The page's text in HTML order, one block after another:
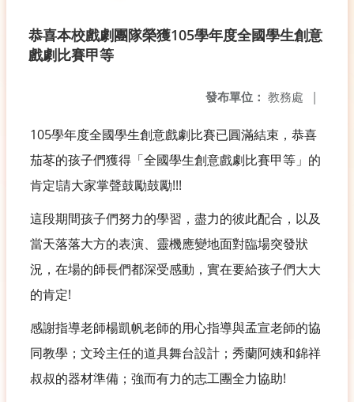
恭喜本校戲劇團隊榮獲105學年度全國學生創意
戲劇比賽甲等
發布單位： 教務處 |
105學年度全國學生創意戲劇比賽已圓滿結束，恭喜
茄苳的孩子們獲得「全國學生創意戲劇比賽甲等」的
肯定!請大家掌聲鼓勵鼓勵!!!
這段期間孩子們努力的學習，盡力的彼此配合，以及
當天落落大方的表演、靈機應變地面對臨場突發狀
況，在場的師長們都深受感動，實在要給孩子們大大
的肯定!
感謝指導老師楊凱帆老師的用心指導與孟宣老師的協
同教學；文玲主任的道具舞台設計；秀蘭阿姨和錦祥
叔叔的器材準備；強而有力的志工團全力協助!